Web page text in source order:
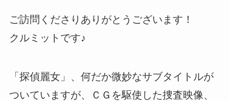
ご訪問くださりありがとうございます！
クルミットです♪
「探偵麗女」、何だか微妙なサブタイトルが
ついていますが、ＣＧを駆使した捜査映像、